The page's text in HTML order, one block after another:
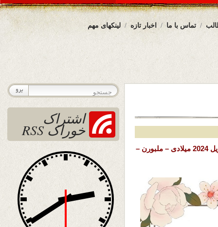
لینکهای مهم اخبار تازه تماس با ما
تاریخ نشر : شنبه 8 ثور ( اردیبهشت ) 1403 خورشیدی – 27 اپریل 2024 میلادی – ملبورن –
اشتراک
خوراک RSS